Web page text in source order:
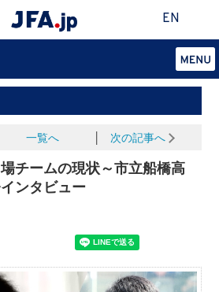
EN
一覧へ 次の記事へ
チームの現状～市立船橋高
ンタビュー